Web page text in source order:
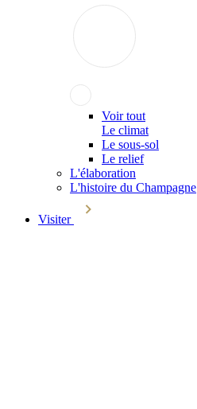
Voir tout
Le climat
Le sous-sol
Le relief
L'élaboration
L'histoire du Champagne
Visiter